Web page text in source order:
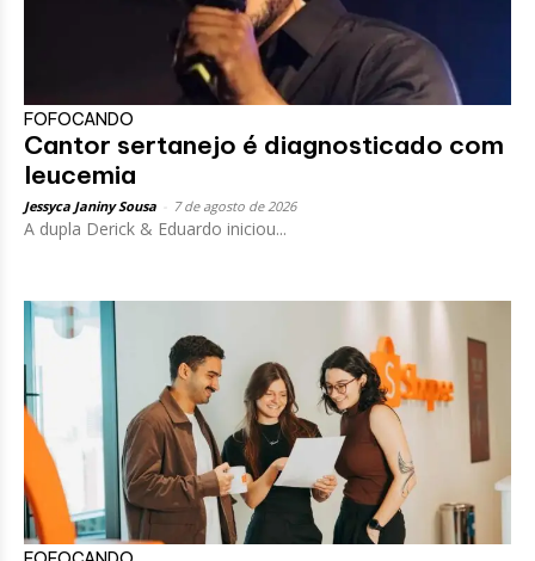
FOFOCANDO
Cantor sertanejo é diagnosticado com
leucemia
Jessyca Janiny Sousa 7 de agosto de 2026
A dupla Derick & Eduardo iniciou...